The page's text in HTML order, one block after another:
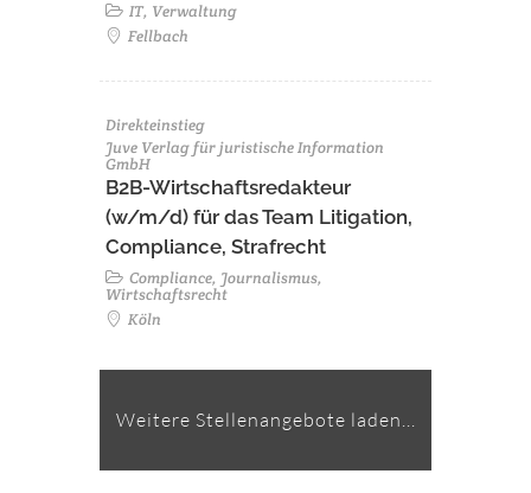
IT, Verwaltung
Fellbach
Direkteinstieg
Juve Verlag für juristische Information
GmbH
B2B-Wirtschaftsredakteur
(w/m/d) für das Team Litigation,
Compliance, Strafrecht
Compliance, Journalismus,
Wirtschaftsrecht
Köln
Weitere Stellenangebote laden...